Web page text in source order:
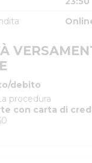
debito
procedura
con carta di